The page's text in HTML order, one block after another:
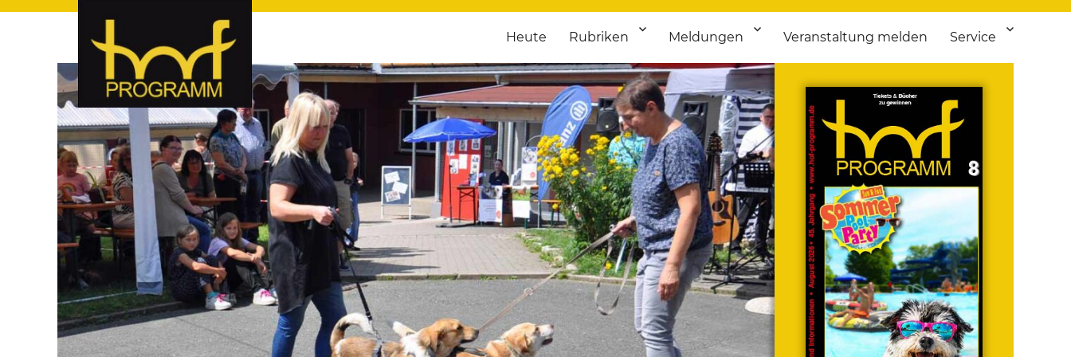
hof-programm – das Veranstaltungsportal für Hochfranken
hof-programm – das Veranstaltungsportal für Hof und Hochfranken. Täglich aktuelle Termine von Kultur bis Sport, von Theater bis Flohmarkt.
Heute Rubriken Meldungen Veranstaltung melden Service